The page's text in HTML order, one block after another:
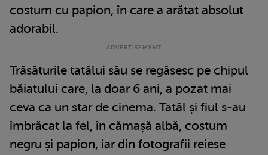
costum cu papion, în care a arătat absolut
adorabil.
Trăsăturile tatălui său se regăsesc pe chipul
băiatului care, la doar 6 ani, a pozat mai
ceva ca un star de cinema. Tatăl și fiul s-au
îmbrăcat la fel, în cămașă albă, costum
negru și papion, iar din fotografii reiese